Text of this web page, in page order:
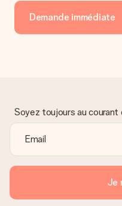
Demande immédiate
Soyez toujours au
Je